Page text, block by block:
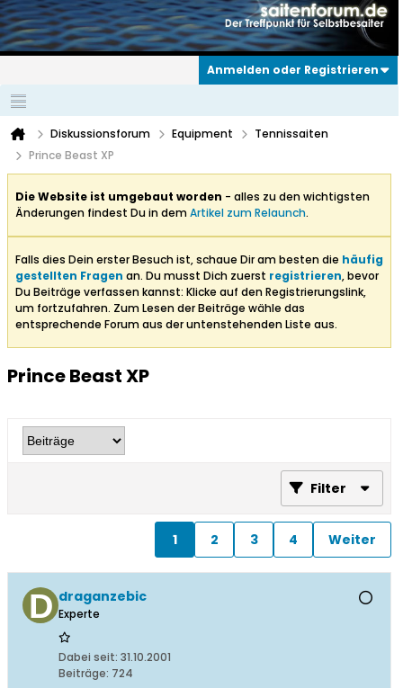
Anmelden oder Registrieren
Diskussionsforum Equipment
Tennissaiten
Prince Beast XP
Die Website ist umgebaut worden - alles zu den wichtigsten
Änderungen findest Du in demArtikel zum Relaunch.
Falls dies Dein erster Besuch ist, schaue Dir am besten die häufig
gestellten Fragen an. Du musst Dich zuerst registrieren, bevor
Du Beiträge verfassen kannst: Klicke auf den Registrierungslink,
um fortzufahren. Zum Lesen der Beiträge wähle das
entsprechende Forum aus der untenstehenden Liste aus.
Prince Beast XP
Filter
1 2 3 4 Weiter
draganzebic
Experte
Dabei seit: 31.10.2001
Beiträge: 724